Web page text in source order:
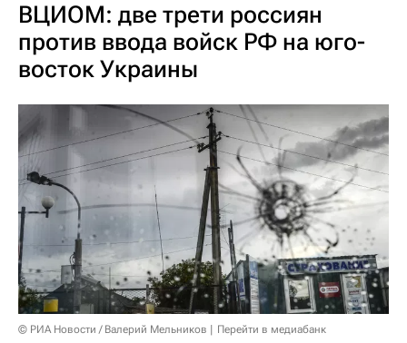
ВЦИОМ: две трети россиян
против ввода войск РФ на юго-
восток Украины
© РИА Новости / Валерий Мельников Перейти в медиабанк